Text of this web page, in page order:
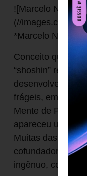
![Marcelo
(//
*Marcelo
Conceito que
“shoshin”
desenvolver a
frágeis, embora
Mente de
apareceu um
Muitas das
cofundador da
ingênuo, com